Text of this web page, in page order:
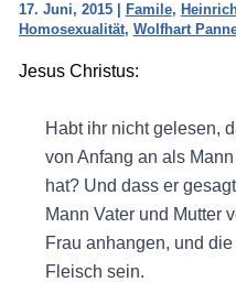
17. Juni, 2015 Famile,
Homosexualität, Wolfhart
Jesus Christus:
Habt ihr nicht gelesen,
von Anfang an als
hat? Und dass er
Mann Vater und Mutter
Frau anhangen, und
Fleisch sein.